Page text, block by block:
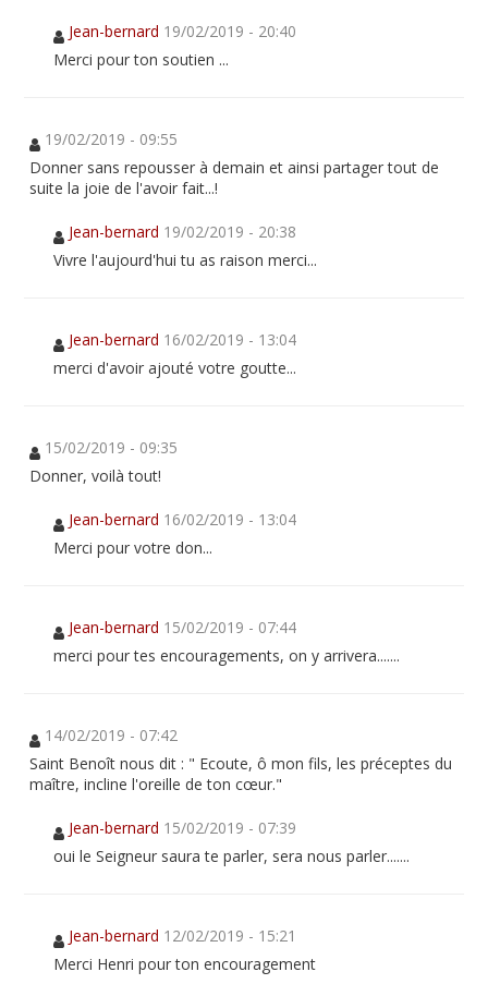
Jean-bernard 19/02/2019 - 20:40
Merci pour ton soutien ...
19/02/2019 - 09:55
Donner sans repousser à demain et ainsi partager tout de
suite la joie de l'avoir fait...!
Jean-bernard 19/02/2019 - 20:38
Vivre l'aujourd'hui tu as raison merci...
Jean-bernard 16/02/2019 - 13:04
merci d'avoir ajouté votre goutte...
15/02/2019 - 09:35
Donner, voilà tout!
Jean-bernard 16/02/2019 - 13:04
Merci pour votre don...
Jean-bernard 15/02/2019 - 07:44
merci pour tes encouragements, on y arrivera.......
14/02/2019 - 07:42
Saint Benoît nous dit : " Ecoute, ô mon fils, les préceptes du
maître, incline l'oreille de ton cœur."
Jean-bernard 15/02/2019 - 07:39
oui le Seigneur saura te parler, sera nous parler.......
Jean-bernard 12/02/2019 - 15:21
Merci Henri pour ton encouragement